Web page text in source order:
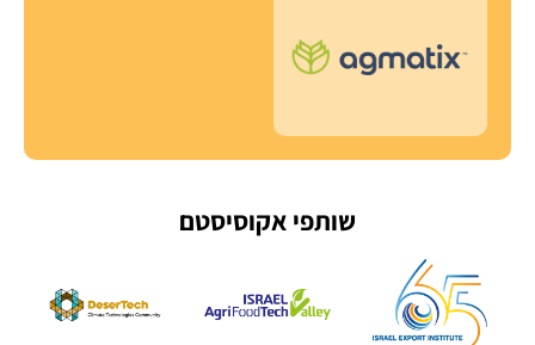
שותפי אקוסיסטם